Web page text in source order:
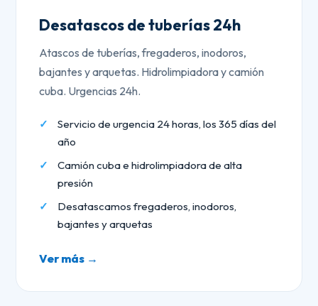
Desatascos de tuberías 24h
Atascos de tuberías, fregaderos, inodoros,
bajantes y arquetas. Hidrolimpiadora y camión
cuba. Urgencias 24h.
Servicio de urgencia 24 horas, los 365 días del
año
Camión cuba e hidrolimpiadora de alta
presión
Desatascamos fregaderos, inodoros,
bajantes y arquetas
Ver más →